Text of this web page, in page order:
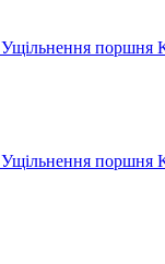
Ущільнення поршня
Ущільнення поршня